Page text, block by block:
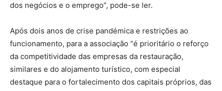
dos negócios e o emprego”, pode-se ler.
Após dois anos de crise pandémica e restrições ao
funcionamento, para a associação “é prioritário o reforço
da competitividade das empresas da restauração,
similares e do alojamento turístico, com especial
destaque para o fortalecimento dos capitais próprios, das